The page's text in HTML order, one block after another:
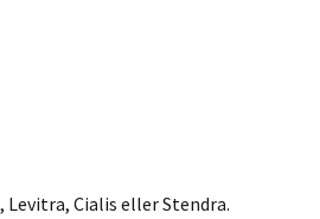
Cialis eller Stendra.